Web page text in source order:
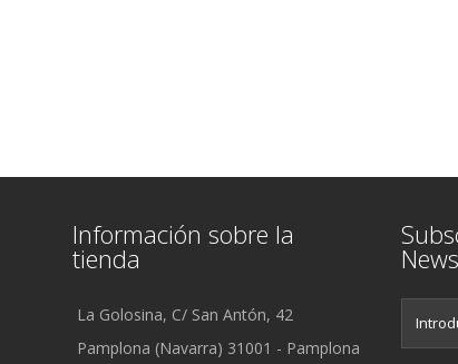
Información sobre la
tienda
La Golosina, C/ San Antón, 42
Pamplona (Navarra) 31001 - Pamplona